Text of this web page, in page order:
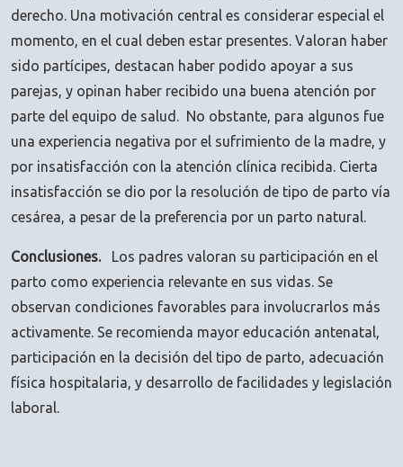
derecho. Una motivación central es considerar especial el
momento, en el cual deben estar presentes. Valoran haber
sido partícipes, destacan haber podido apoyar a sus
parejas, y opinan haber recibido una buena atención por
parte del equipo de salud. No obstante, para algunos fue
una experiencia negativa por el sufrimiento de la madre, y
por insatisfacción con la atención clínica recibida. Cierta
insatisfacción se dio por la resolución de tipo de parto vía
cesárea, a pesar de la preferencia por un parto natural.
Conclusiones.Los padres valoran su participación en el
parto como experiencia relevante en sus vidas. Se
observan condiciones favorables para involucrarlos más
activamente. Se recomienda mayor educación antenatal,
participación en la decisión del tipo de parto, adecuación
física hospitalaria, y desarrollo de facilidades y legislación
laboral.